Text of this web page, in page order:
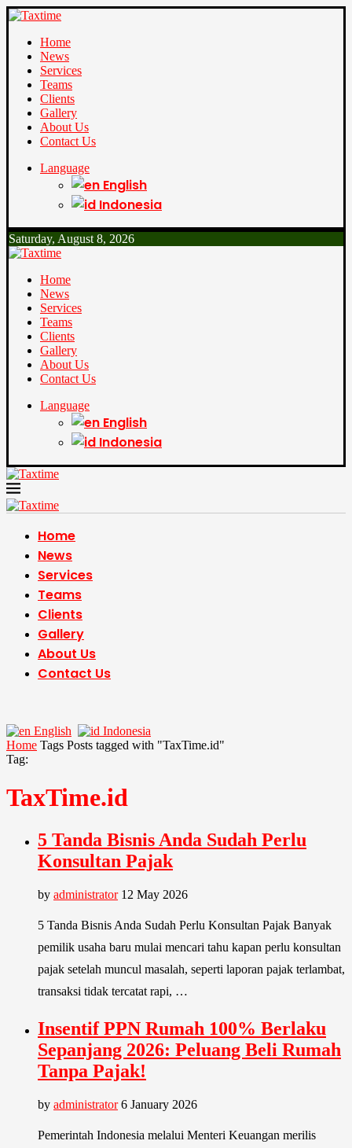
Home
News
Services
Teams
Clients
Gallery
About Us
Contact Us
Language
English
Indonesia
Saturday, August 8, 2026
Home
News
Services
Teams
Clients
Gallery
About Us
Contact Us
Language
English
Indonesia
Home
News
Services
Teams
Clients
Gallery
About Us
Contact Us
English
Indonesia
Home Tags Posts tagged with "TaxTime.id"
Tag:
TaxTime.id
5 Tanda Bisnis Anda Sudah Perlu
Konsultan Pajak
by administrator 12 May 2026
5 Tanda Bisnis Anda Sudah Perlu Konsultan Pajak Banyak
pemilik usaha baru mulai mencari tahu kapan perlu konsultan
pajak setelah muncul masalah, seperti laporan pajak terlambat,
transaksi tidak tercatat rapi, …
Insentif PPN Rumah 100% Berlaku
Sepanjang 2026: Peluang Beli Rumah
Tanpa Pajak!
by administrator 6 January 2026
Pemerintah Indonesia melalui Menteri Keuangan merilis